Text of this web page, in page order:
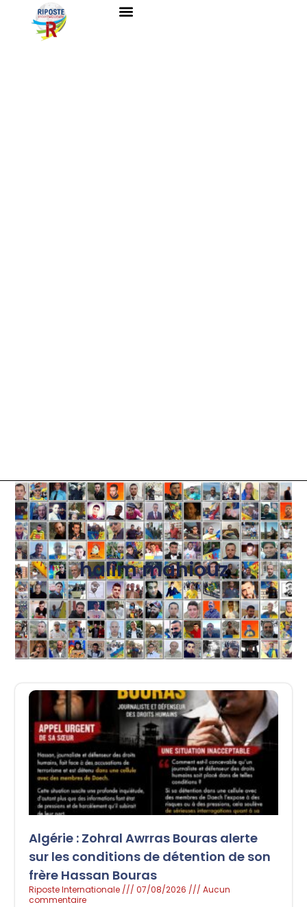
halim mahiouz
Algérie : Zohral Awrras Bouras alerte
sur les conditions de détention de son
frère Hassan Bouras
Riposte Internationale 07/08/2026
Aucun
commentaire